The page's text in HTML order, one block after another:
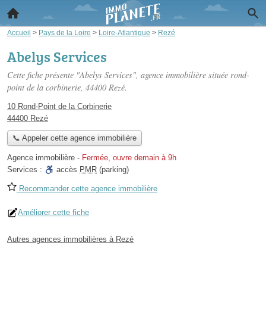
Accueil > Pays de la Loire > Loire-Atlantique > Rezé
Abelys Services
Cette fiche présente "Abelys Services", agence immobilière située rond-
point de la corbinerie, 44400 Rezé.
10 Rond-Point de la Corbinerie
44400 Rezé
📞 Appeler cette agence immobilière
Agence immobilière - Fermée, ouvre demain à 9h
Services :
accès PMR (parking)
Recommander cette agence immobilière
Améliorer cette fiche
Autres agences immobilières à Rezé